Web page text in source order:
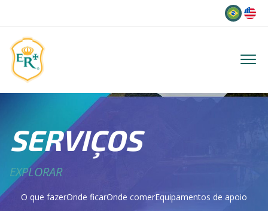
SERVIÇOS
EXPLORAR
O que fazerOnde ficarOnde comerEquipamentos de apoio